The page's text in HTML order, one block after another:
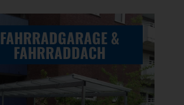
FAHRRADGARAGE &
FAHRRADDACH